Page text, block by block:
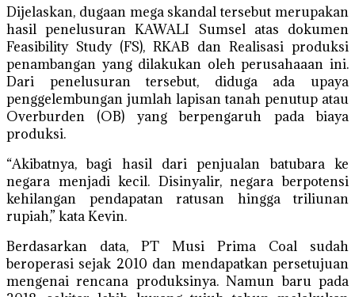
Dijelaskan, dugaan mega skandal tersebut merupakan
hasil penelusuran KAWALI Sumsel atas dokumen
Feasibility Study (FS), RKAB dan Realisasi produksi
penambangan yang dilakukan oleh perusahaaan ini.
Dari penelusuran tersebut, diduga ada upaya
penggelembungan jumlah lapisan tanah penutup atau
Overburden (OB) yang berpengaruh pada biaya
produksi.
“Akibatnya, bagi hasil dari penjualan batubara ke
negara menjadi kecil. Disinyalir, negara berpotensi
kehilangan pendapatan ratusan hingga triliunan
rupiah,” kata Kevin.
Berdasarkan data, PT Musi Prima Coal sudah
beroperasi sejak 2010 dan mendapatkan persetujuan
mengenai rencana produksinya. Namun baru pada